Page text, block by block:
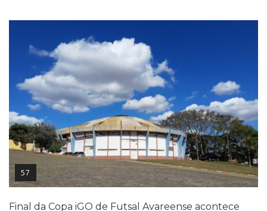
57
Final da Copa iGO de Futsal Avareense acontece